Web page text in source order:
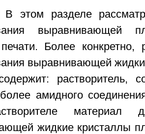
В этом разделе
выравнивающей
Более конкретно,
выравнивающей
растворитель,
амидного
материал
жидкие кристаллы